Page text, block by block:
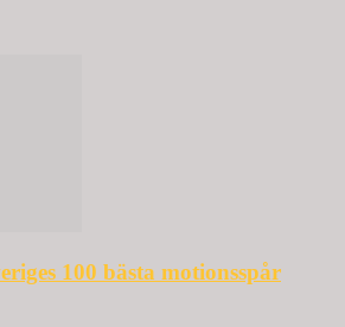
100 bästa motionsspår